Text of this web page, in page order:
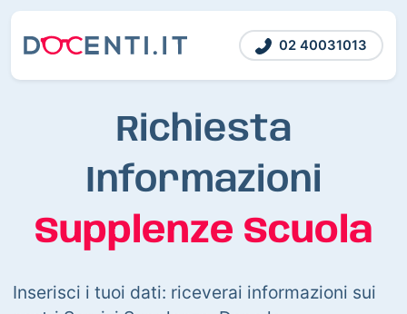
02 40031013
Richiesta
Informazioni
Supplenze Scuola
Inserisci i tuoi dati: riceverai informazioni sui